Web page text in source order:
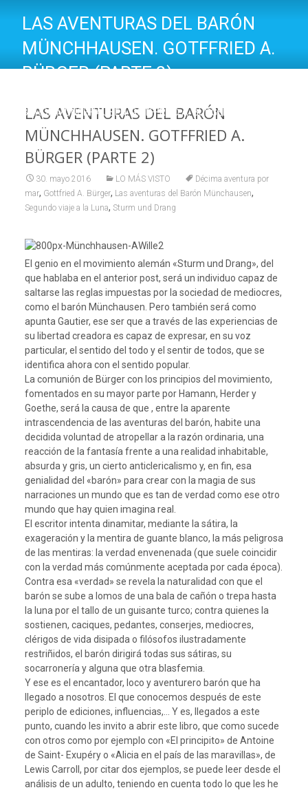
LAS AVENTURAS DEL BARÓN
MÜNCHHAUSEN. GOTFFRIED A.
BÜRGER (PARTE 2)
BARÓN MÜNCHHAUSEN. GOTFFRIED A. BÜRGER (PARTE 2)
LAS AVENTURAS DEL BARÓN
MÜNCHHAUSEN. GOTFFRIED A.
BÜRGER (PARTE 2)
30. mayo 2016 LO MÁS VISTO
Décima aventura por
mar, Gottfried A. Bürger, Las aventuras del Barón Münchausen,
Segundo viaje a la Luna, Sturm und Drang
El genio en el movimiento alemán «Sturm und Drang», del
que hablaba en el anterior post, será un individuo capaz de
saltarse las reglas impuestas por la sociedad de mediocres,
como el barón Münchausen. Pero también será como
apunta Gautier, ese ser que a través de las experiencias de
su libertad creadora es capaz de expresar, en su voz
particular, el sentido del todo y el sentir de todos, que se
identifica ahora con el sentido popular.
La comunión de Bürger con los principios del movimiento,
fomentados en su mayor parte por Hamann, Herder y
Goethe, será la causa de que , entre la aparente
intrascendencia de las aventuras del barón, habite una
decidida voluntad de atropellar a la razón ordinaria, una
reacción de la fantasía frente a una realidad inhabitable,
absurda y gris, un cierto anticlericalismo y, en fin, esa
genialidad del «barón» para crear con la magia de sus
narraciones un mundo que es tan de verdad como ese otro
mundo que hay quien imagina real.
El escritor intenta dinamitar, mediante la sátira, la
exageración y la mentira de guante blanco, la más peligrosa
de las mentiras: la verdad envenenada (que suele coincidir
con la verdad más comúnmente aceptada por cada época).
Contra esa «verdad» se revela la naturalidad con que el
barón se sube a lomos de una bala de cañón o trepa hasta
la luna por el tallo de un guisante turco; contra quienes la
sostienen, caciques, pedantes, conserjes, mediocres,
clérigos de vida disipada o filósofos ilustradamente
restriñidos, el barón dirigirá todas sus sátiras, su
socarronería y alguna que otra blasfemia.
Y ese es el encantador, loco y aventurero barón que ha
llegado a nosotros. El que conocemos después de este
periplo de ediciones, influencias,… Y es, llegados a este
punto, cuando les invito a abrir este libro, que como sucede
con otros como por ejemplo con «El principito» de Antoine
de Saint- Exupéry o «Alicia en el país de las maravillas», de
Lewis Carroll, por citar dos ejemplos, se puede leer desde el
análisis de un adulto, teniendo en cuenta todo lo que les he